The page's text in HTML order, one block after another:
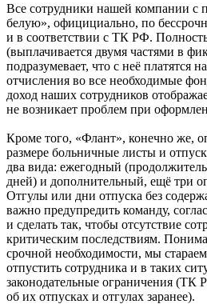
Все сотрудники нашей компании с
белую», официциально, по
и в соответствии с ТК РФ.
(выплачивается двумя частями в
подразумевает, что с неё платятся
отчисления во все необходимые
доход наших сотрудников
не возникает проблем при
Кроме того, «Флант», конечно же,
размере больничные листы и
два вида: ежегодный
дней) и дополнительный, ещё три
Отгулы или дни отпуска без
важно предупредить команду,
и сделать так, чтобы отсутствие
критическим последствиям.
срочной необходимости, мы
отпустить сотрудника и в таких
законодательные ограничения (ТК
об их отпусках и отгулах заранее).